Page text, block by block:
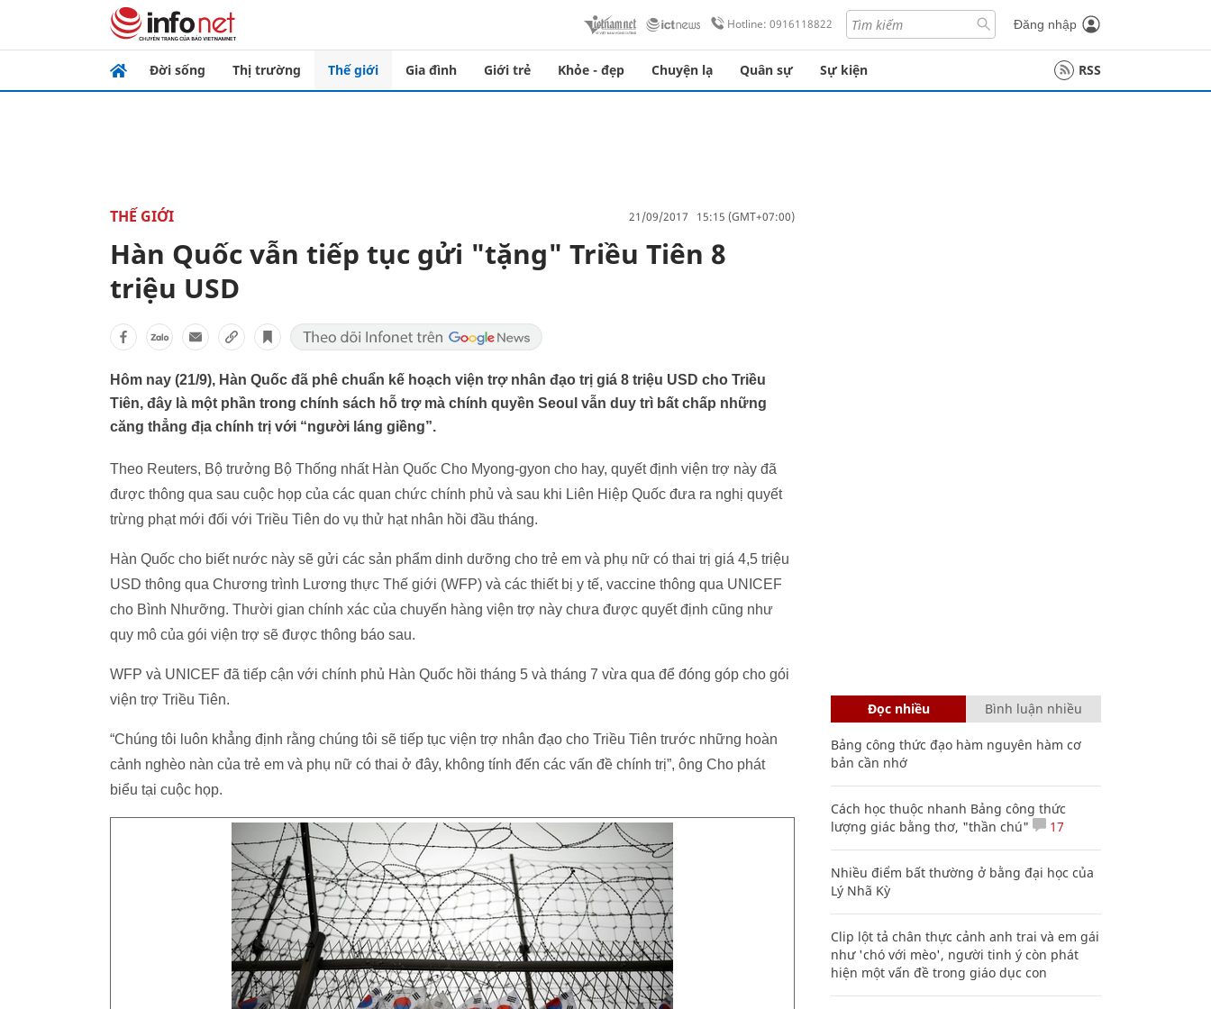
Hotline: 0916118822 Đăng nhập
Đời sống Thị trường Thế giới Gia đình Giới trẻ Khỏe - đẹp Chuyện lạ Quân sự Sự kiện RSS
THẾ GIỚI 21/09/2017 15:15 (GMT+07:00)
Hàn Quốc vẫn tiếp tục gửi "tặng" Triều Tiên 8
triệu USD
Hôm nay (21/9), Hàn Quốc đã phê chuẩn kế hoạch viện trợ nhân đạo trị giá 8 triệu USD cho Triều
Tiên, đây là một phần trong chính sách hỗ trợ mà chính quyền Seoul vẫn duy trì bất chấp những
căng thẳng địa chính trị với “người láng giềng”.
Theo Reuters, Bộ trưởng Bộ Thống nhất Hàn Quốc Cho Myong-gyon cho hay, quyết định viện trợ này đã
được thông qua sau cuộc họp của các quan chức chính phủ và sau khi Liên Hiệp Quốc đưa ra nghị quyết
trừng phạt mới đối với Triều Tiên do vụ thử hạt nhân hồi đầu tháng.
Hàn Quốc cho biết nước này sẽ gửi các sản phẩm dinh dưỡng cho trẻ em và phụ nữ có thai trị giá 4,5 triệu
USD thông qua Chương trình Lương thực Thế giới (WFP) và các thiết bị y tế, vaccine thông qua UNICEF
cho Bình Nhưỡng. Thười gian chính xác của chuyến hàng viện trợ này chưa được quyết định cũng như
quy mô của gói viện trợ sẽ được thông báo sau.
WFP và UNICEF đã tiếp cận với chính phủ Hàn Quốc hồi tháng 5 và tháng 7 vừa qua để đóng góp cho gói
viện trợ Triều Tiên.
“Chúng tôi luôn khẳng định rằng chúng tôi sẽ tiếp tục viện trợ nhân đạo cho Triều Tiên trước những hoàn
cảnh nghèo nàn của trẻ em và phụ nữ có thai ở đây, không tính đến các vấn đề chính trị”, ông Cho phát
biểu tại cuộc họp.
Đọc nhiều Bình luận nhiều
Bảng công thức đạo hàm nguyên hàm cơ
bản cần nhớ
Cách học thuộc nhanh Bảng công thức
lượng giác bằng thơ, "thần chú"
17
Nhiều điểm bất thường ở bằng đại học của
Lý Nhã Kỳ
Clip lột tả chân thực cảnh anh trai và em gái
như 'chó với mèo', người tinh ý còn phát
hiện một vấn đề trong giáo dục con